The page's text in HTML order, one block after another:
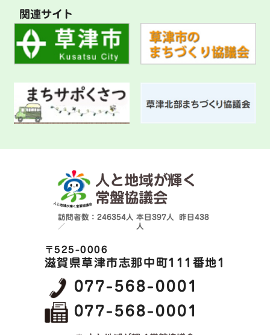
関連サイト
人と地域が輝く
常盤協議会
訪問者数：246354人
／
本日397人 昨日438
人
〒525-0006
滋賀県草津市志那中町111番地1
077-568-0001
077-568-0001